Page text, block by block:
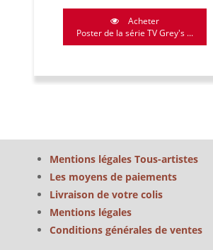
Acheter
Poster de la série TV Grey's ...
Mentions légales Tous-artistes
Les moyens de paiements
Livraison de votre colis
Mentions légales
Conditions générales de ventes